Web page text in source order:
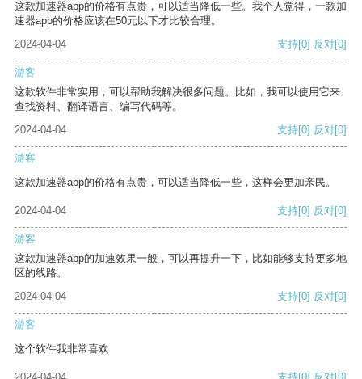
这款加速器app的价格有点贵，可以适当降低一些。我个人觉得，一款加
速器app的价格应该在50元以下才比较合理。
2024-04-04
支持[0] 反对[0]
游客
这款软件非常实用，可以帮助我解决很多问题。比如，我可以使用它来
查找资料、翻译语言、编写代码等。
2024-04-04
支持[0] 反对[0]
游客
这款加速器app的价格有点贵，可以适当降低一些，这样会更加亲民。
2024-04-04 支持[0] 反对[0]
游客
这款加速器app的加速效果一般，可以再提升一下，比如能够支持更多地
区的线路。
2024-04-04
支持[0] 反对[0]
游客
这个软件我非常喜欢